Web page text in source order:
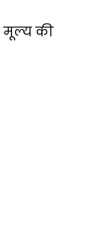
मूल्य की